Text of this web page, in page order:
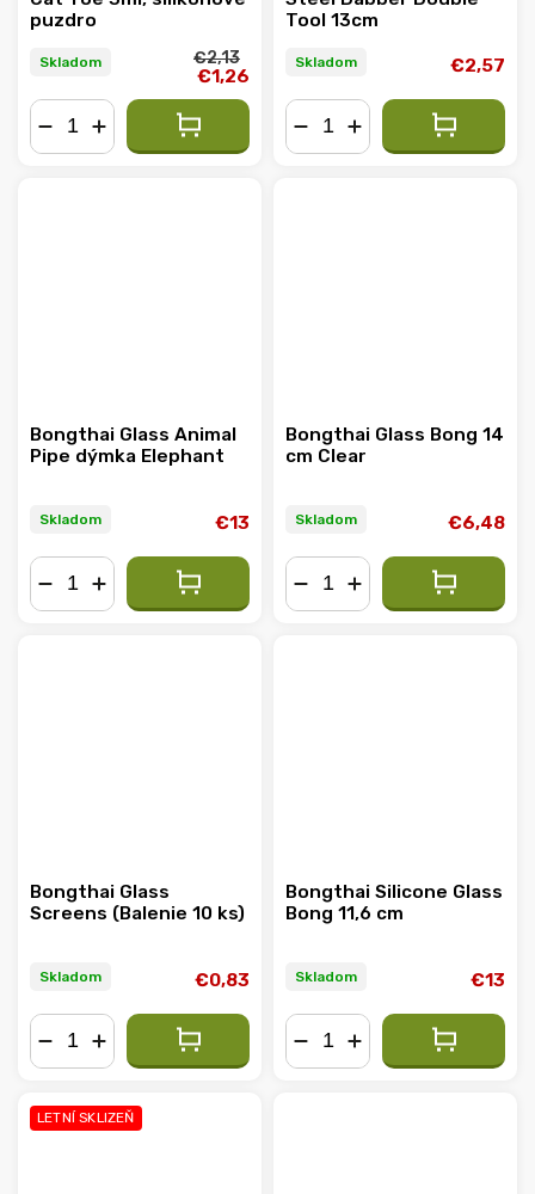
puzdro
Skladom €2,13
€1,26
Tool 13cm
Skladom €2,57
Bongthai Glass Animal
Pipe dýmka Elephant
Skladom €13
Bongthai Glass Bong 14
cm Clear
Skladom €6,48
Bongthai Glass
Screens (Balenie 10 ks)
Skladom €0,83
Bongthai Silicone Glass
Bong 11,6 cm
Skladom €13
LETNÍ SKLIZEŇ